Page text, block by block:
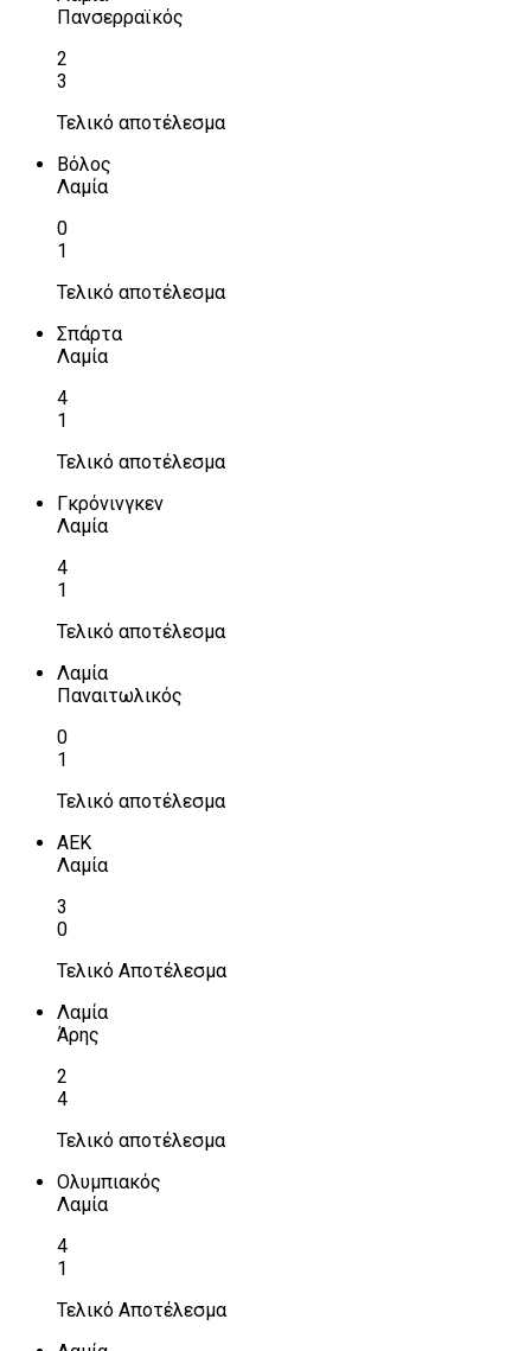
Πανσερραϊκός
2
3
Τελικό αποτέλεσμα
Βόλος
Λαμία
0
1
Τελικό αποτέλεσμα
Σπάρτα
Λαμία
4
1
Τελικό αποτέλεσμα
Γκρόνινγκεν
Λαμία
4
1
Τελικό αποτέλεσμα
Λαμία
Παναιτωλικός
0
1
Τελικό αποτέλεσμα
ΑΕΚ
Λαμία
3
0
Τελικό Αποτέλεσμα
Λαμία
Άρης
2
4
Τελικό αποτέλεσμα
Ολυμπιακός
Λαμία
4
1
Τελικό Αποτέλεσμα